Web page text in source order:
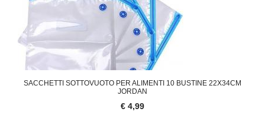
SACCHETTI SOTTOVUOTO PER ALIMENTI 10 BUSTINE 22X34CM
JORDAN
€ 4,99